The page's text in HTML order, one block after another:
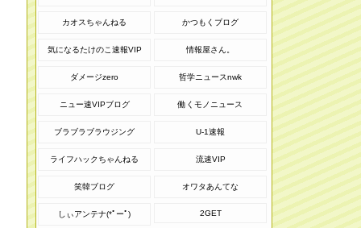
カオスちゃんねる かつもくブログ
気になるたけのこ速報VIP 情報屋さん。
ダメージzero 哲学ニュースnwk
ニュー速VIPブログ 働くモノニュース
ブラブラブラウジング U-1速報
ライフハックちゃんねる 流速VIP
笑韓ブログ オワタあんてな
しぃアンテナ(*ﾟーﾟ) 2GET